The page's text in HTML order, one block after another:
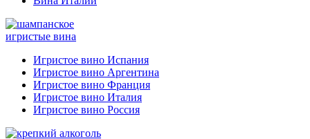
игристые вина
Игристое вино Испания
Игристое вино Аргентина
Игристое вино Франция
Игристое вино Италия
Игристое вино Россия